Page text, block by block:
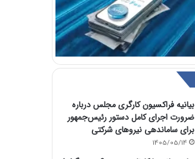
بیانیه فراکسیون کارگری مجلس درباره
ضرورت اجرای کامل دستور رئیس‌جمهور
برای ساماندهی نیروهای شرکتی
1405/05/14